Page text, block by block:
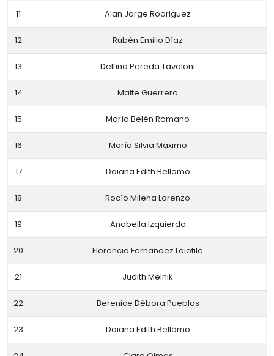
11 Alan Jorge Rodriguez
12 Rubén Emilio Díaz
13 Delfina Pereda Tavoloni
14 Maite Guerrero
15 María Belén Romano
16 María Silvia Máximo
17 Daiana Edith Bellomo
18 Rocío Milena Lorenzo
19 Anabella Izquierdo
20 Florencia Fernandez Loiotile
21 Judith Melnik
22 Berenice Débora Pueblas
23 Daiana Edith Bellomo